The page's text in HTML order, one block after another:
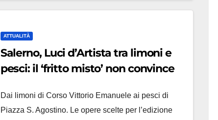
ATTUALITÀ
Salerno, Luci d’Artista tra limoni e
pesci: il ‘fritto misto’ non convince
Dai limoni di Corso Vittorio Emanuele ai pesci di
Piazza S. Agostino. Le opere scelte per l’edizione